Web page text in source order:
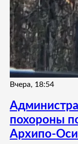
Вчера, 18:54
похороны
Архипо-